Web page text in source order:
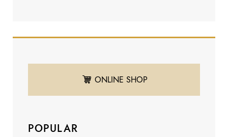
ONLINE SHOP
POPULAR